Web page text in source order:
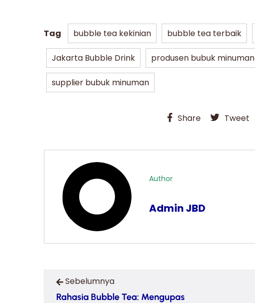
Tag bubble tea kekinian bubble tea terbaik
Jakarta Bubble Drink produsen bubuk minuman
supplier bubuk minuman
Share Tweet
Author
Admin JBD
Sebelumnya
Rahasia Bubble Tea: Mengupas